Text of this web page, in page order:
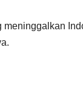
meninggalkan